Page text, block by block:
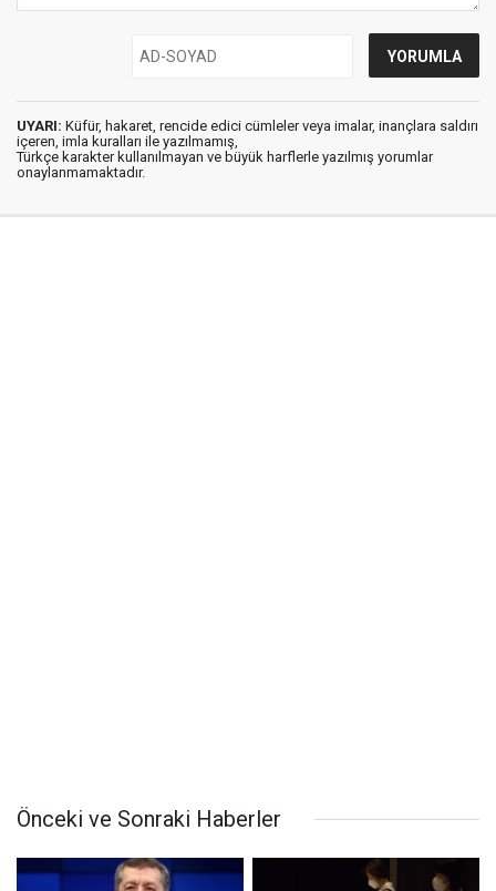
UYARI: Küfür, hakaret, rencide edici cümleler veya imalar, inançlara saldırı
içeren, imla kuralları ile yazılmamış,
Türkçe karakter kullanılmayan ve büyük harflerle yazılmış yorumlar
onaylanmamaktadır.
Önceki ve Sonraki Haberler